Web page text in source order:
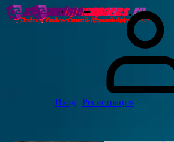
Вход | Регистрация